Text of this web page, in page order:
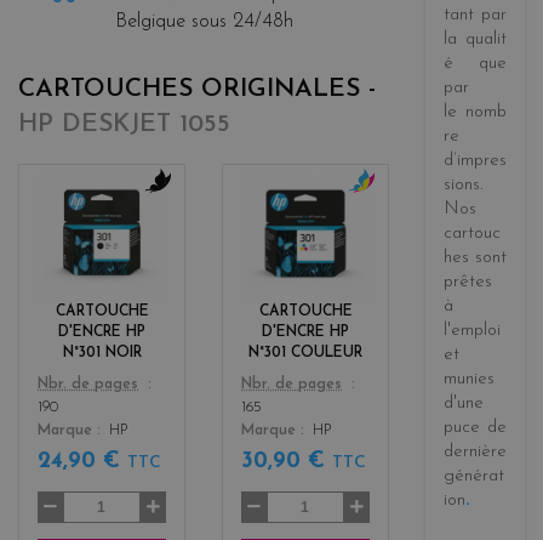
Belgique sous 24/48h
CARTOUCHES ORIGINALES -
HP DESKJET 1055
CARTOUCHE
D'ENCRE HP
N°301 NOIR
Color
k
Nbr. de pages
190
Marque
HP
24,90 € TTC
CARTOUCHE
D'ENCRE HP
N°301 COULEUR
Color
r
Nbr. de pages
165
Marque
HP
30,90 € TTC
tant par
la qualit
é que
par
le nomb
re
d’impres
sions.
Nos
cartouc
hes sont
prêtes
à
l'emploi
et
munies
d'une
puce de
dernière
générat
ion.